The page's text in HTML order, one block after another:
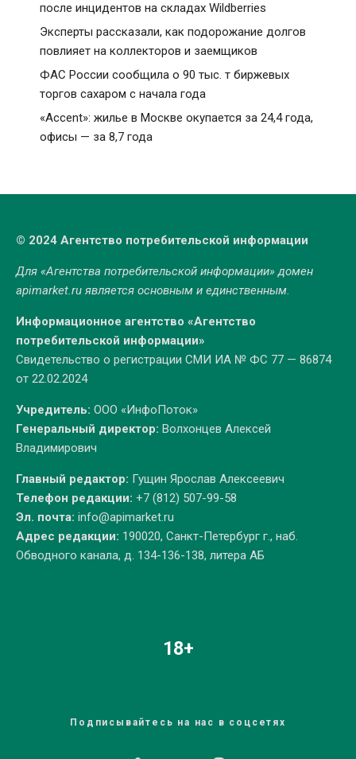
после инцидентов на складах Wildberries
Эксперты рассказали, как подорожание долгов
повлияет на коллекторов и заемщиков
ФАС России сообщила о 90 тыс. т биржевых
торгов сахаром с начала года
«Accent»: жилье в Москве окупается за 24,4 года,
офисы — за 8,7 года
© 2024 Агентство потребительской информации
Для «Агентства потребительской информации» домен
apimarket.ruявляется основным и единственным.
Информационное агентство «Агентство
потребительской информации»
Свидетельство о регистрации СМИ ИА № ФС 77 — 86874
от 22.02.2024
Учредитель: ООО «ИнфоПоток»
Генеральный директор: Волхонцев Алексей
Владимирович
Главный редактор: Гущин Ярослав Алексеевич
Телефон редакции: +7 (812) 507-99-58
Эл. почта: info@apimarket.ru
Адрес редакции: 190020, Санкт-Петербург г., наб.
Обводного канала, д. 134-136-138, литера АБ
18+
Подписывайтесь на нас в соцсетях